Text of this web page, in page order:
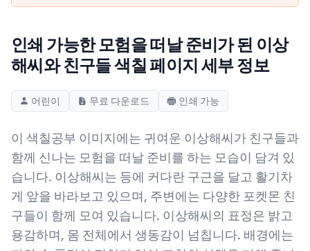
인쇄 가능한 모험을 떠날 준비가 된 이상
해씨와 친구들 색칠 페이지 세부 정보
어린이 무료 다운로드 인쇄 가능
이 색칠공부 이미지에는 귀여운 이상해씨가 친구들과
함께 신나는 모험을 떠날 준비를 하는 모습이 담겨 있
습니다. 이상해씨는 등에 커다란 구근을 달고 활기차
게 앞을 바라보고 있으며, 주변에는 다양한 포켓몬 친
구들이 함께 모여 있습니다. 이상해씨의 표정은 밝고
용감하며, 몸 전체에서 생동감이 넘칩니다. 배경에는